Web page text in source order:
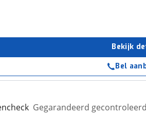
Bekijk
Bel
Gegarandeerd